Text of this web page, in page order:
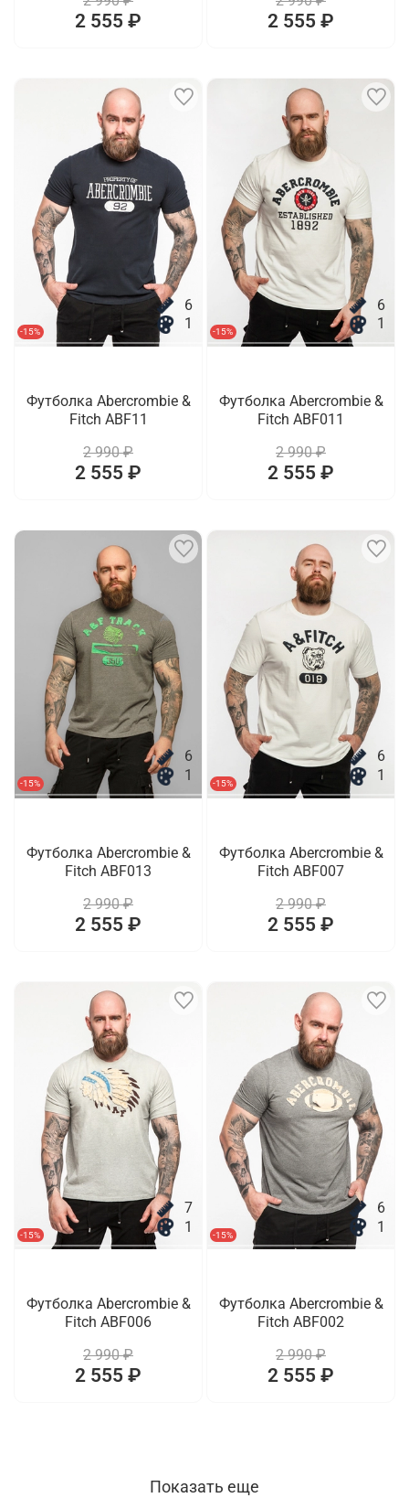
2 555 ₽ 2 555 ₽
-15%
6
1
Футболка Abercrombie &
Fitch ABF11
2 990 ₽
2 555 ₽
-15%
6
1
Футболка Abercrombie &
Fitch ABF011
2 990 ₽
2 555 ₽
-15%
6
1
Футболка Abercrombie &
Fitch ABF013
2 990 ₽
2 555 ₽
-15%
6
1
Футболка Abercrombie &
Fitch ABF007
2 990 ₽
2 555 ₽
-15%
7
1
Футболка Abercrombie &
Fitch ABF006
2 990 ₽
2 555 ₽
-15%
6
1
Футболка Abercrombie &
Fitch ABF002
2 990 ₽
2 555 ₽
Показать еще